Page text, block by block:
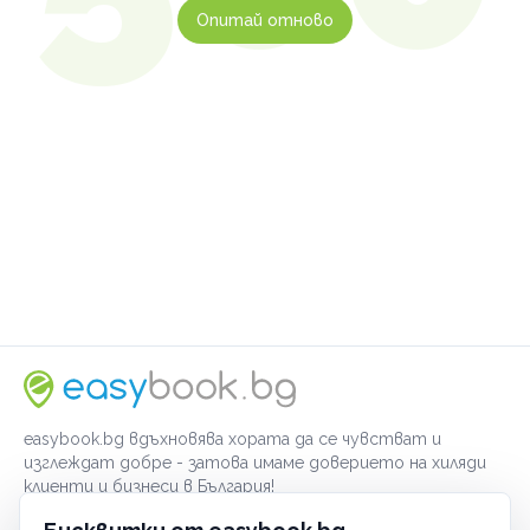
Опитай отново
easybook.bg вдъхновява хората да се чувстват и
изглеждат добре - затова имаме доверието на хиляди
клиенти и бизнеси в България!